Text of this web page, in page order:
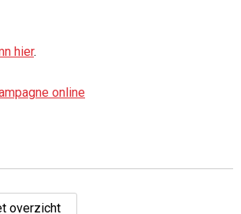
hier.
online
overzicht